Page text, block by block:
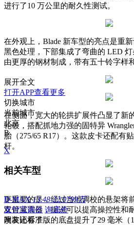
进行了10 万公里的耐久性测试。
在外观上，Blade 新车型的亮点是重
黑色处理，下部集成了弯曲的 LED
由更厚的钢材制成，带有五十铃字样
在侧面，宽大的轮拱扩展件凸显了新
轮毂，搭配抓地力强的固特异
胎（275/65 R17）。这款皮卡还配有
杆。
更重要的是，经过当地调校的悬架将
双管减震器，据说可以提高操控性和
改装比标准版的底盘提升了29 毫米（
展开全文
打开APP查看更多
切换城市
当前城市
北京
B
X
相关车型
D-MAX 13.48-22.0799万
支付宝询价 询底价
网友还看了